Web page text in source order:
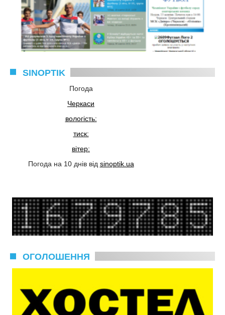
SINOPTIK
Погода
Черкаси
вологість:
тиск:
вітер:
Погода на 10 днів від sinoptik.ua
ОГОЛОШЕННЯ